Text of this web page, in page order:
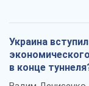
Украина
в конце